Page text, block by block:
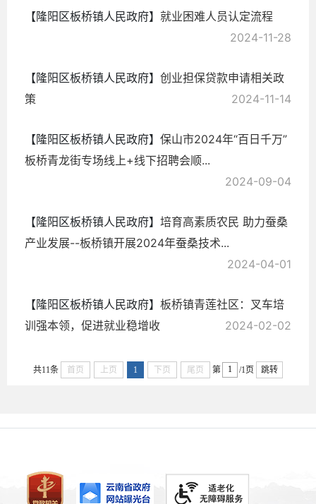
【隆阳区板桥镇人民政府】 就业困难人员认定流程
2024-11-28
【隆阳区板桥镇人民政府】 创业担保贷款​申请相关政
策
2024-11-14
【隆阳区板桥镇人民政府】 ​保山市2024年“百日千万”
板桥青龙街专场线上+线下招聘会顺...
2024-09-04
【隆阳区板桥镇人民政府】 培育高素质农民 助力蚕桑
产业发展--板桥镇开展2024年蚕桑技术...
2024-04-01
【隆阳区板桥镇人民政府】 板桥镇青莲社区：叉车培
训强本领，促进就业稳增收
2024-02-02
共11条 首页 上页 1 下页 尾页 第 /1页 跳转